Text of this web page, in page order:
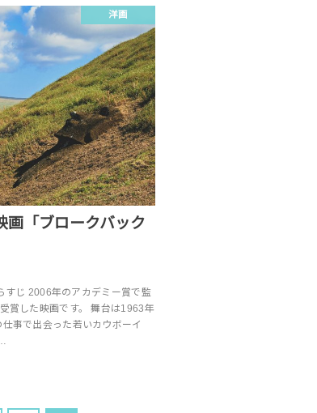
洋画
画「ブロークバック
すじ 2006年のアカデミー賞で監
賞した映画です。 舞台は1963年
事で出会った若いカウボーイ